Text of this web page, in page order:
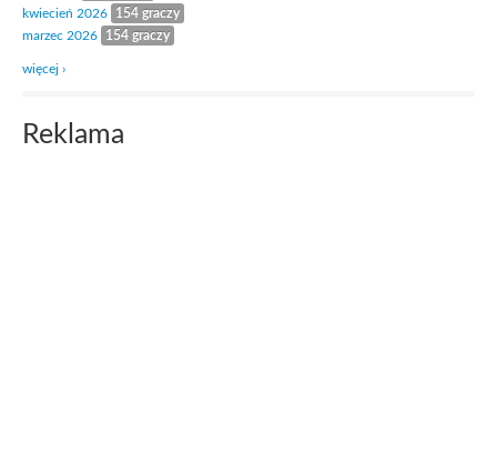
kwiecień 2026
154 graczy
marzec 2026
154 graczy
więcej ›
Reklama